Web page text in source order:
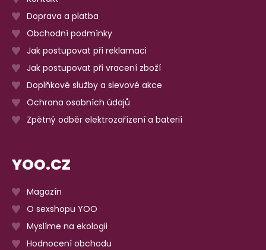
Doprava a platba
Obchodní podmínky
Jak postupovat při reklamaci
Jak postupovat při vracení zboží
Doplňkové služby a slevové akce
Ochrana osobních údajů
Zpětný odběr elektrozařízení a baterií
YOO.CZ
Magazín
O sexshopu YOO
Myslíme na ekologii
Hodnocení obchodu